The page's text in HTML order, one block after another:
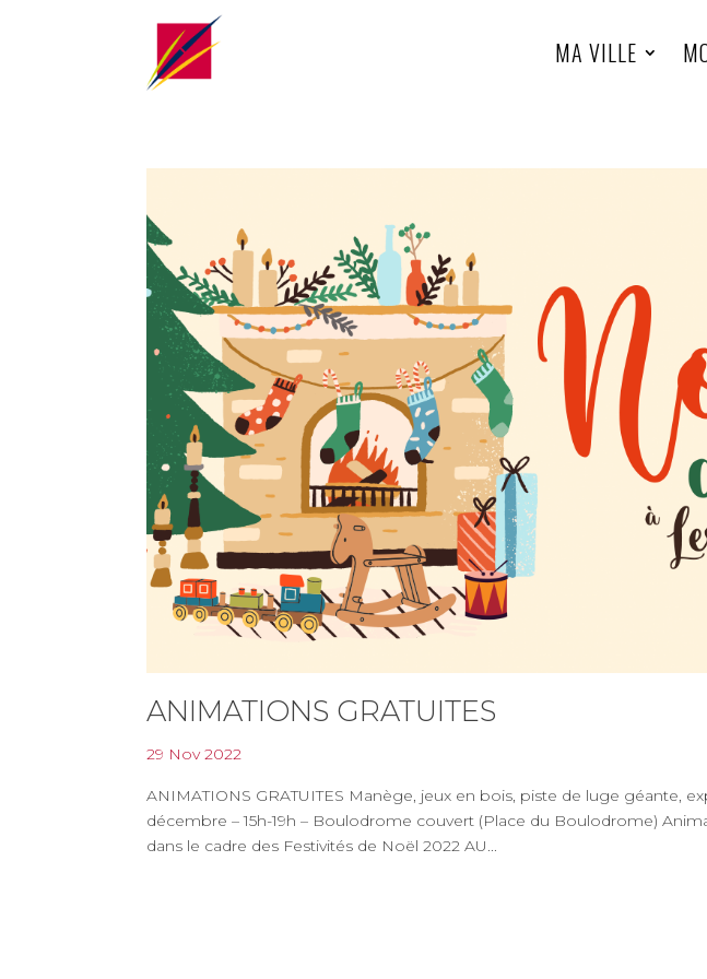
MA VILLE
ANIMATIONS GRATUITES
29 Nov 2022
ANIMATIONS GRATUITES Manège, jeux en bois, piste de luge géante,
décembre – 15h-19h – Boulodrome couvert (Place du Boulodrome)
dans le cadre des Festivités de Noël 2022 AU...